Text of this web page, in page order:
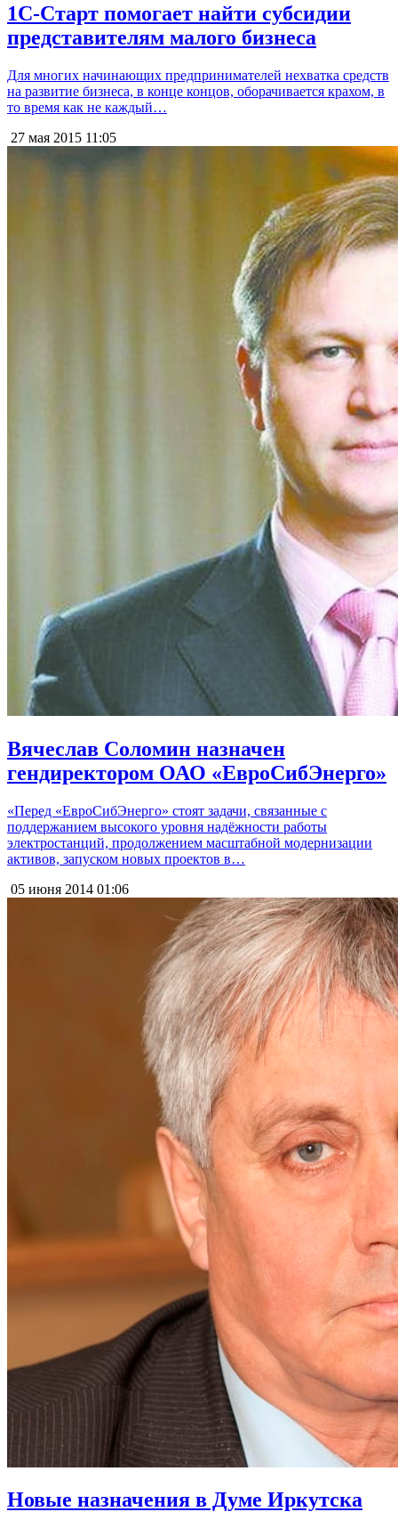
1С-Старт помогает найти субсидии
представителям малого бизнеса
Для многих начинающих предпринимателей нехватка средств
на развитие бизнеса, в конце концов, оборачивается крахом, в
то время как не каждый…
27 мая 2015 11:05
Вячеслав Соломин назначен
гендиректором ОАО «ЕвроСибЭнерго»
«Перед «ЕвроСибЭнерго» стоят задачи, связанные с
поддержанием высокого уровня надёжности работы
электростанций, продолжением масштабной модернизации
активов, запуском новых проектов в…
05 июня 2014 01:06
Новые назначения в Думе Иркутска